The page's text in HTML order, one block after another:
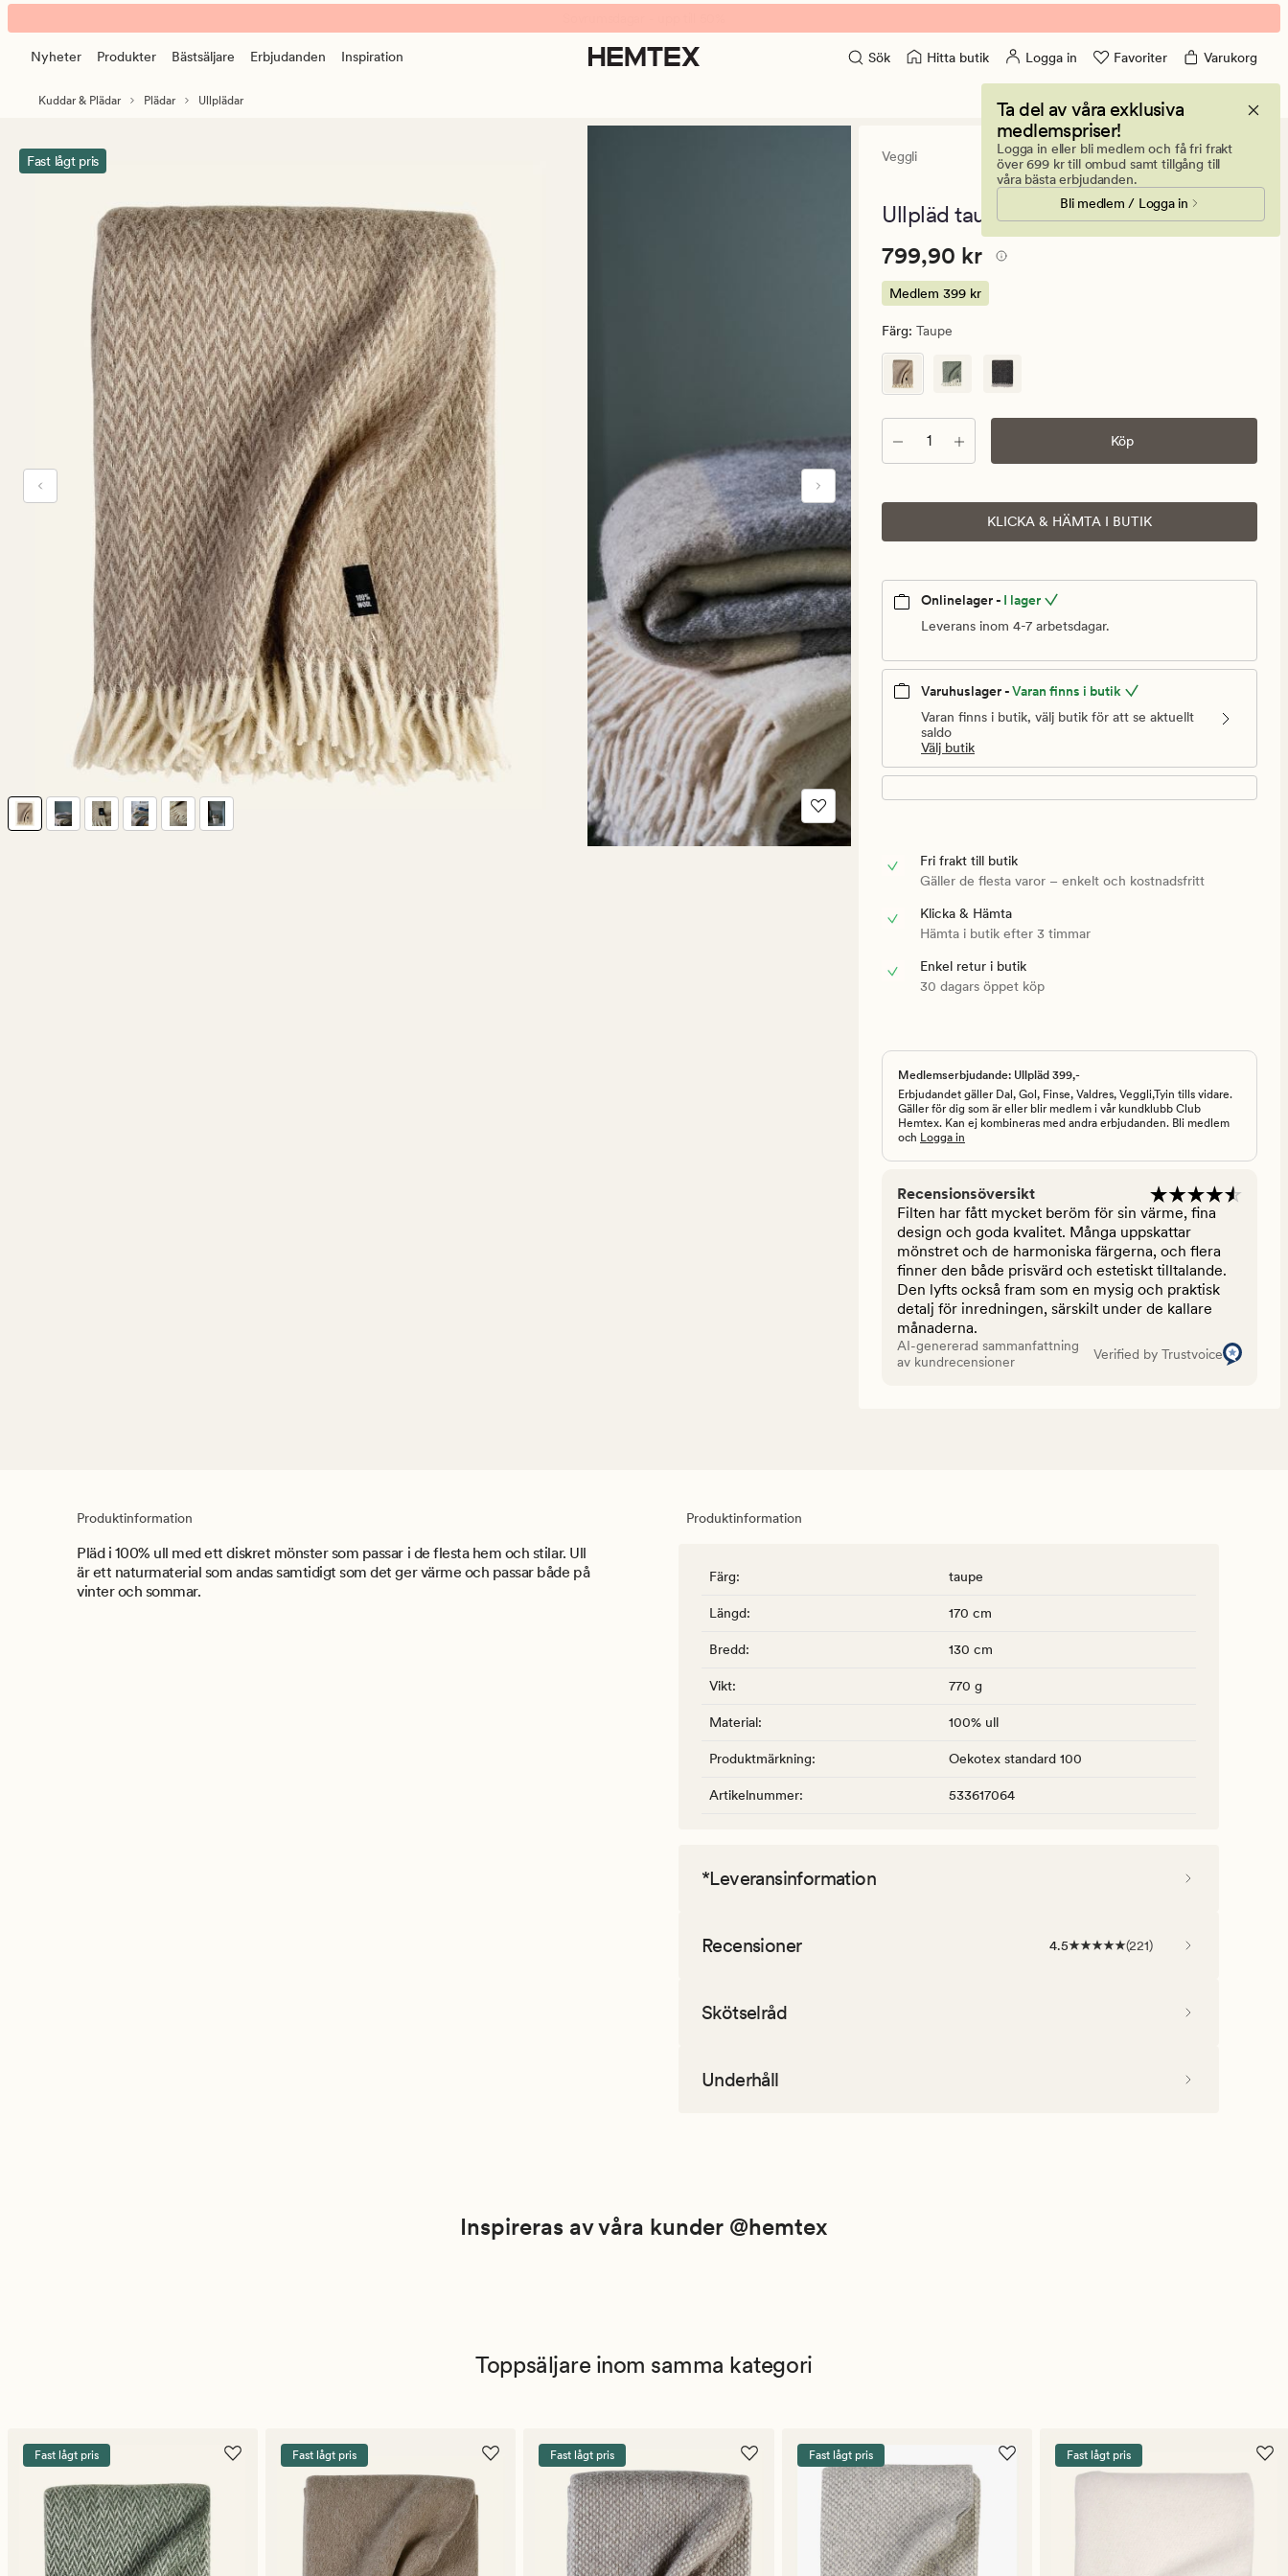
Veggli
ullpläd
taupe
banner.
Klicka
ESCAPE
att
pausa.
Nyheter Produkter Bästsäljare Erbjudanden Inspiration Sök Hitta butik Logga in Favoriter Varukorg
Ta del av våra exklusiva
medlemspriser!
Logga in eller bli medlem och få fri frakt
över 699 kr till ombud samt tillgång till
våra bästa erbjudanden.
Bli medlem / Logga in
Kuddar & Plädar Plädar Ullplädar
Fast lågt pris Veggli
221
omdömen
med
ett
betyg
4.5 (221)
Ullpläd taupe - 130x170 cm
Pris
799,90
kr.
399
kr
Pris 799,90 kr
799,90 kr
Medlem 399 kr
Färg: Taupe
Antal Köp
KLICKA & HÄMTA I BUTIK
Onlinelager - I lager
Leverans inom 4-7 arbetsdagar.
Varuhuslager -Varan finns i butik
Varan finns i butik, välj butik för att se aktuellt
saldo
Välj butik
Fri frakt till butik
Gäller de flesta varor – enkelt och kostnadsfritt
Klicka & Hämta
Hämta i butik efter 3 timmar
Enkel retur i butik
30 dagars öppet köp
Medlemserbjudande: Ullpläd 399,-
Erbjudandet gäller Dal, Gol, Finse, Valdres, Veggli,Tyin tills vidare.
Gäller för dig som är eller blir medlem i vår kundklubb Club
Hemtex. Kan ej kombineras med andra erbjudanden. Bli medlem
och Logga in
Recensionsöversikt
Filten har fått mycket beröm för sin värme, fina
design och goda kvalitet. Många uppskattar
mönstret och de harmoniska färgerna, och flera
finner den både prisvärd och estetiskt tilltalande.
Den lyfts också fram som en mysig och praktisk
detalj för inredningen, särskilt under de kallare
månaderna.
AI-genererad sammanfattning
av kundrecensioner
Verified by Trustvoice
Produktinformation
Pläd i 100% ull med ett diskret mönster som passar i de flesta hem och stilar. Ull
är ett naturmaterial som andas samtidigt som det ger värme och passar både på
vinter och sommar.
Produktinformation
Färg: taupe
Längd: 170 cm
Bredd: 130 cm
Vikt: 770 g
Material: 100% ull
Produktmärkning: Oekotex standard 100
Artikelnummer: 533617064
*Leveransinformation
Recensioner 4.5 (221)
Skötselråd
Underhåll
Inspireras av våra kunder @hemtex
Toppsäljare inom samma kategori
Fast lågt pris Fast lågt pris Fast lågt pris Fast lågt pris Fast lågt pris